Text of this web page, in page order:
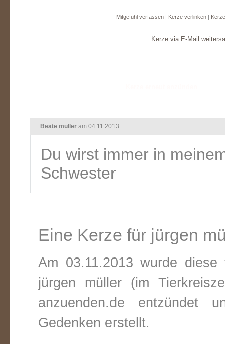
Mitgefühl verfassen | Kerze verlinken |
Kerze via E-Mail
Beate müller am 04.11.2013
Du wirst immer in
Schwester
Eine Kerze für jürgen
Am 03.11.2013 wurde
jürgen müller (im
anzuenden.de entzündet
Gedenken erstellt.